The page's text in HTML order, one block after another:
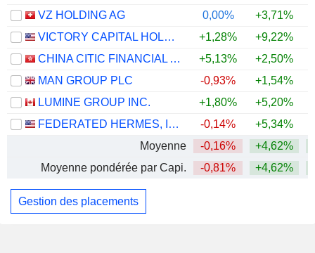
VZ HOLDING AG
0,00% +3,71%
VICTORY CAPITAL HOLDINGS, INC.
+1,28% +9,22%
CHINA CITIC FINANCIAL ASSET MANAGEMENT CO., LTD.
+5,13% +2,50%
MAN GROUP PLC
-0,93% +1,54%
LUMINE GROUP INC.
+1,80% +5,20%
FEDERATED HERMES, INC.
-0,14% +5,34%
Moyenne
-0,16% +4,62%
Moyenne pondérée par Capi.
-0,81% +4,62%
Gestion des placements